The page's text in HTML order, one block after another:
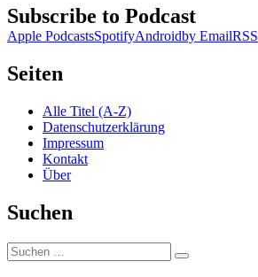
Subscribe to Podcast
Apple PodcastsSpotifyAndroidby EmailRSS
Seiten
Alle Titel (A-Z)
Datenschutzerklärung
Impressum
Kontakt
Über
Suchen
Suchen
nach:
Suchen